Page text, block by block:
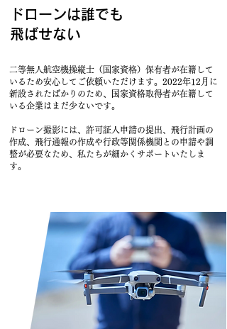
ドローンは誰でも
飛ばせない
二等無人航空操縦士（国家資格）取得操
縦者
二等無人航空機操縦士（国家資格）保有者が在籍して
いるため安心してご依頼いただけます。2022年12月に
新設されたばかりのため、国家資格取得者が在籍して
いる企業はまだ少ないです。
ドローン撮影には、許可証人申請の提出、飛行計画の
作成、飛行通報の作成や行政等関係機関との申請や調
整が必要なため、私たちが細かくサポートいたしま
す。